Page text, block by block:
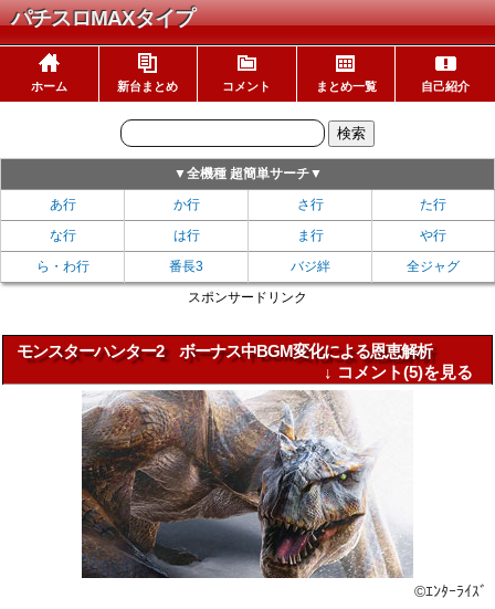
パチスロMAXタイプ
ホーム 新台まとめ コメント まとめ一覧 自己紹介
▼全機種 超簡単サーチ▼
あ行
か行 さ行
た行
な行
は行 ま行
や行
ら・わ行
番長3 バジ絆
全ジャグ
スポンサードリンク
モンスターハンター2 ボーナス中BGM変化による恩恵解析
↓ コメント(5)を見る
©ｴﾝﾀｰﾗｲｽﾞ